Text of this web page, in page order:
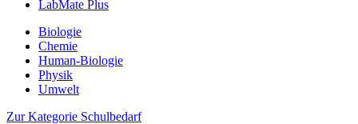
LabMate Plus
Biologie
Chemie
Human-Biologie
Physik
Umwelt
Zur Kategorie Schulbedarf